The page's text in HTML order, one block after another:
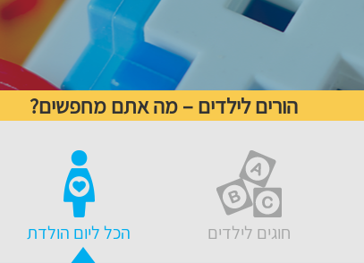
הורים לילדים – מה אתם מחפשים?
חוגים לילדים הכל ליום הולדת